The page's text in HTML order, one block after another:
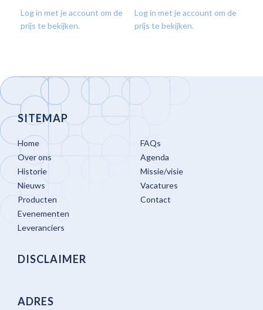
Log in met je account om de
prijs te bekijken.
Log in met je account om de
prijs te bekijken.
SITEMAP
Home
Over ons
Historie
Nieuws
Producten
Evenementen
Leveranciers
FAQs
Agenda
Missie/visie
Vacatures
Contact
DISCLAIMER
ADRES